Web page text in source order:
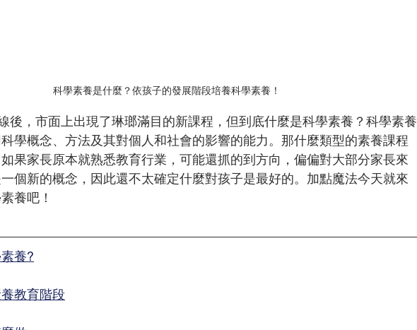
科學素養是什麼？依孩子的發展階段培養科學素養！
後，市面上出現了琳瑯滿目的新課程，但到底什麼是科學素養？ 科學素養
學概念、方法及其對個人和社會的影響的能力。 那什麼類型的素養課程
果家長原本就熟悉教育行業，可能還抓的到方向，偏偏對大部分家長來
個新的概念，因此還不太確定什麼對孩子是最好的。加點魔法今天就來
養吧！
養?
教育階段